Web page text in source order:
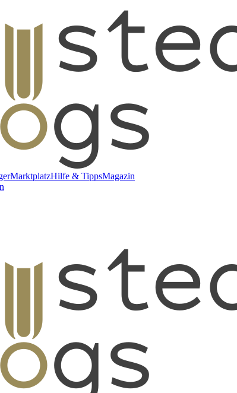
MarktplatzHilfe & TippsMagazin